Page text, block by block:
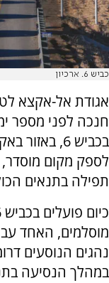
כביש 6. ארכיון
אגודת אל-אקצא
חנכה לפני מספר
בכביש 6,
לספק מקום
תפילה בתנאים
מוסלמים, האחד
נהגים הנוסעים
במהלך הנסיעה